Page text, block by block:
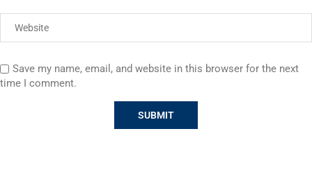
Save my name, email, and website in this browser for the next
time I comment.